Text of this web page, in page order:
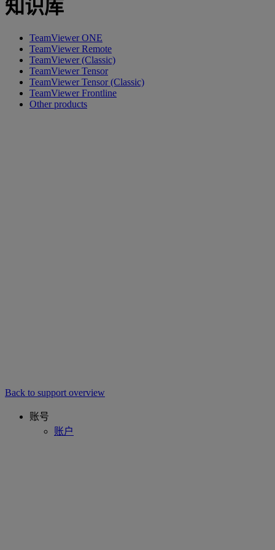
知识库
TeamViewer ONE
TeamViewer Remote
TeamViewer (Classic)
TeamViewer Tensor
TeamViewer Tensor (Classic)
TeamViewer Frontline
Other products
Back to support overview
账号
账户